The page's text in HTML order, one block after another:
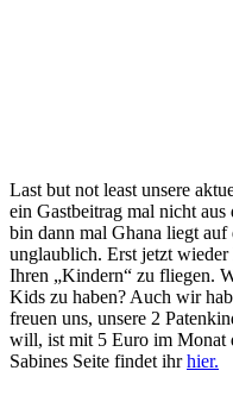
Last but not least unsere
ein Gastbeitrag mal nicht
bin dann mal Ghana liegt auf
unglaublich. Erst jetzt
Ihren „Kindern“ zu fliegen.
Kids zu haben? Auch wir
freuen uns, unsere 2
will, ist mit 5 Euro im Monat
Sabines Seite findet ihrhier.